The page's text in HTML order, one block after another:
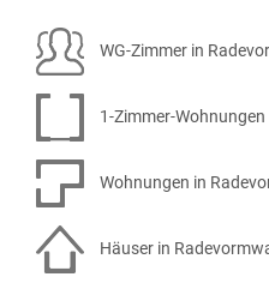
WG-Zimmer in
1-Zimmer-
Wohnungen in
Häuser in